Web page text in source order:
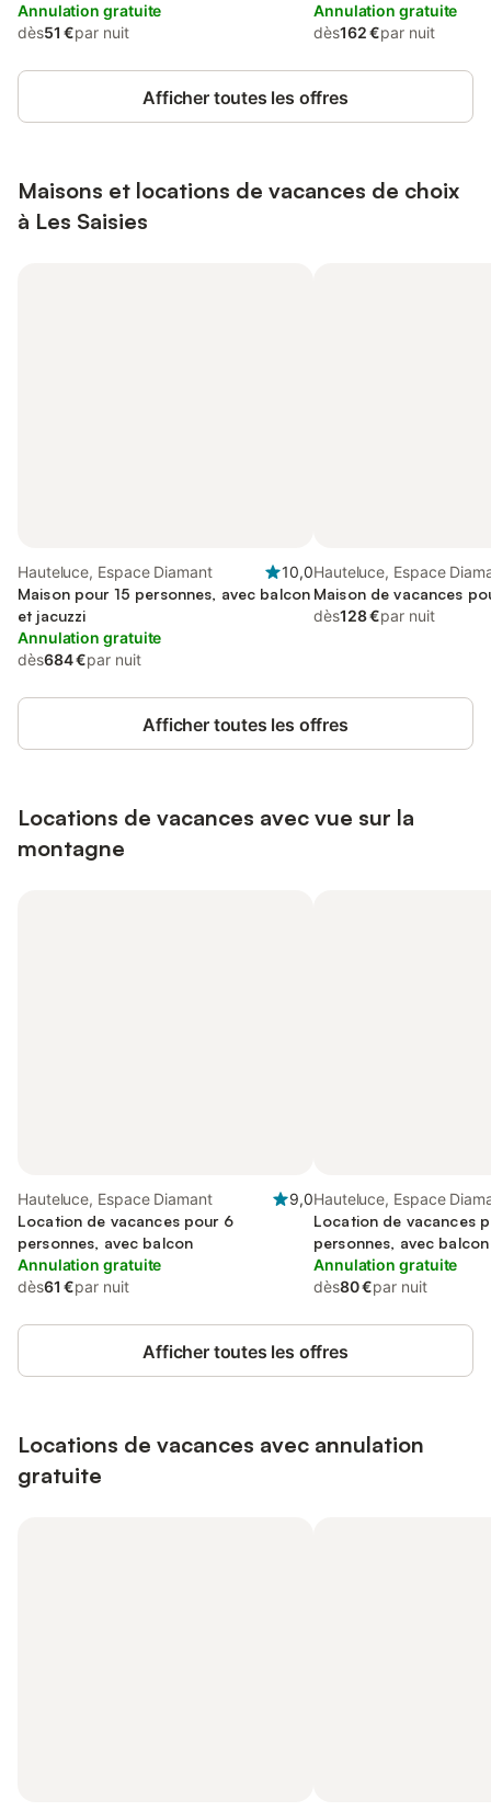
acceptés
Annulation gratuite
dès51 €par nuit
acceptés
Annulation gratuite
dès162 €par nuit
Afficher toutes les offres
Maisons et locations de vacances de choix
à Les Saisies
Hauteluce, Espace Diamant
10,0
Maison pour 15 personnes, avec balcon
et jacuzzi
Annulation gratuite
dès684 €par nuit
Hauteluce, Espace
Maison de vacances
dès128 €par nuit
Afficher toutes les offres
Locations de vacances avec vue sur la
montagne
Hauteluce, Espace Diamant
9,0
Location de vacances pour 6
personnes, avec balcon
Annulation gratuite
dès61 €par nuit
Hauteluce, Espace
Location de vacances
personnes, avec balcon
Annulation gratuite
dès80 €par nuit
Afficher toutes les offres
Locations de vacances avec annulation
gratuite